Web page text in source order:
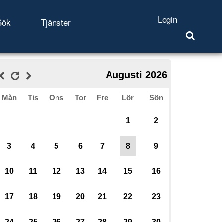
Tjänster Login
Augusti 2026
Mån Tis Ons Tor Fre Lör Sön
1 2
3 4 5 6 7 8 9
10 11 12 13 14 15 16
17 18 19 20 21 22 23